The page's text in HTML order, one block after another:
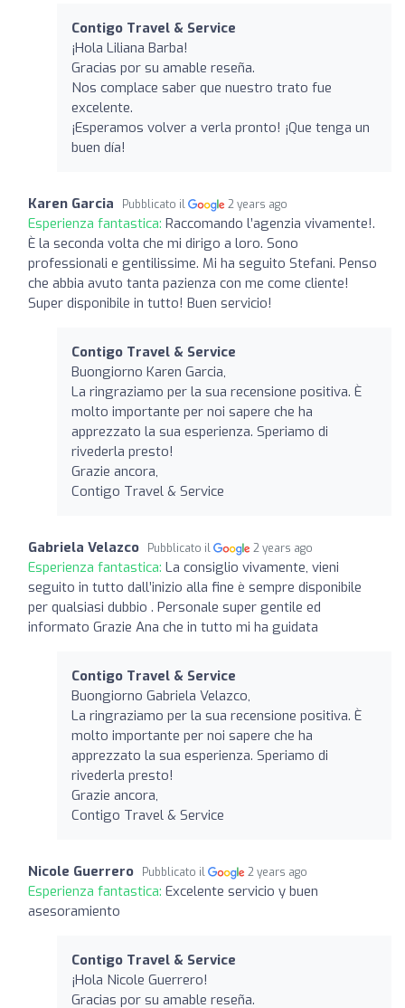
Contigo Travel & Service
¡Hola Liliana Barba!
Gracias por su amable reseña.
Nos complace saber que nuestro trato fue
excelente.
¡Esperamos volver a verla pronto! ¡Que tenga un
buen día!
Karen Garcia Pubblicato il 2 years ago
Esperienza fantastica: Raccomando l’agenzia vivamente!.
È la seconda volta che mi dirigo a loro. Sono
professionali e gentilissime. Mi ha seguito Stefani. Penso
che abbia avuto tanta pazienza con me come cliente!
Super disponibile in tutto! Buen servicio!
Contigo Travel & Service
Buongiorno Karen Garcia,
La ringraziamo per la sua recensione positiva. È
molto importante per noi sapere che ha
apprezzato la sua esperienza. Speriamo di
rivederla presto!
Grazie ancora,
Contigo Travel & Service
Gabriela Velazco Pubblicato il 2 years ago
Esperienza fantastica: La consiglio vivamente, vieni
seguito in tutto dall’inizio alla fine è sempre disponibile
per qualsiasi dubbio . Personale super gentile ed
informato Grazie Ana che in tutto mi ha guidata
Contigo Travel & Service
Buongiorno Gabriela Velazco,
La ringraziamo per la sua recensione positiva. È
molto importante per noi sapere che ha
apprezzato la sua esperienza. Speriamo di
rivederla presto!
Grazie ancora,
Contigo Travel & Service
Nicole Guerrero Pubblicato il 2 years ago
Esperienza fantastica: Excelente servicio y buen
asesoramiento
Contigo Travel & Service
¡Hola Nicole Guerrero!
Gracias por su amable reseña.